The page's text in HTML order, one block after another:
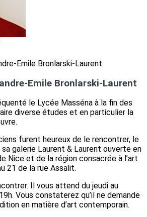
Emile Bronlarski-Laurent
le Lycée Masséna à la fin des
diverse études et en particulier la
furent heureux de le rencontrer, le
galerie Laurent & Laurent ouverte en
Nice et de la région consacrée à l’art
21 de la rue Assalit.
Il vous attend du jeudi au
Vous constaterez qu’il ne demande
en matière d’art contemporain.